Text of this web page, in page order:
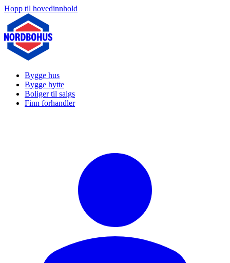
Hopp til hovedinnhold
Bygge hus
Bygge hytte
Boliger til salgs
Finn forhandler